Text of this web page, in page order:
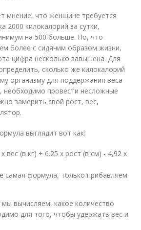
мнение, что женщине требуется
2000 килокалорий за сутки,
на 500 больше. Но, что
более с сидячим образом жизни,
цифра несколько завышена. Для
сколько же килокалорий
организму для поддержания веса
необходимо провести несложные
замерить свой рост, вес,
выглядит вот как:
вес (в кг) + 6.25 х рост (в см) - 4,92 х
самая формула, только прибавляем
вычисляем, какое количество
для того, чтобы удержать вес и